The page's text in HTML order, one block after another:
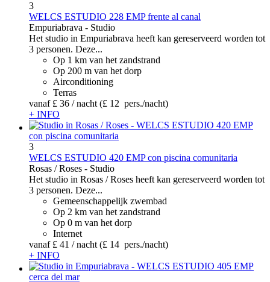
3
WELCS ESTUDIO 228 EMP frente al canal
Empuriabrava - Studio
Het studio in Empuriabrava heeft kan gereserveerd worden tot
3 personen. Deze...
Op 1 km van het zandstrand
Op 200 m van het dorp
Airconditioning
Terras
vanaf £ 36 / nacht (£ 12 pers./nacht)
+ INFO
3
WELCS ESTUDIO 420 EMP con piscina comunitaria
Rosas / Roses - Studio
Het studio in Rosas / Roses heeft kan gereserveerd worden tot
3 personen. Deze...
Gemeenschappelijk zwembad
Op 2 km van het zandstrand
Op 0 m van het dorp
Internet
vanaf £ 41 / nacht (£ 14 pers./nacht)
+ INFO